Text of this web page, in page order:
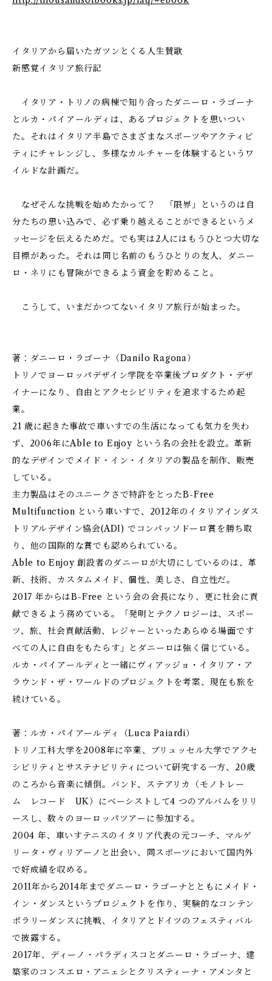
イタリアから届いたガツンとくる人生賛歌
新感覚イタリア旅行記
イタリア・トリノの病棟で知り合ったダニーロ・ラゴーナ
とルカ・パイアールディは、あるプロジェクトを思いつい
た。それはイタリア半島でさまざまなスポーツやアクティビ
ティにチャレンジし、多様なカルチャーを体験するというワ
イルドな計画だ。
なぜそんな挑戦を始めたかって？ 「限界」というのは自
分たちの思い込みで、必ず乗り越えることができるというメ
ッセージを伝えるためだ。でも実は2人にはもうひとつ大切な
目標があった。それは同じ名前のもうひとりの友人、ダニー
ロ・ネリにも冒険ができるよう資金を貯めること。
こうして、いまだかつてないイタリア旅行が始まった。
著：ダニーロ・ラゴーナ（Danilo Ragona）
トリノでヨーロッパデザイン学院を卒業後プロダクト・デザ
イナーになり、自由とアクセシビリティを追求するため起
業。
21 歳に起きた事故で車いすでの生活になっても気力を失わ
ず、2006年にAble to Enjoy という名の会社を設立。革新
的なデザインでメイド・イン・イタリアの製品を制作、販売
している。
主力製品はそのユニークさで特許をとったB-Free
Multifunction という車いすで、2012年のイタリアインダス
トリアルデザイン協会(ADI) でコンパッソドーロ賞を勝ち取
り、他の国際的な賞でも認められている。
Able to Enjoy 創設者のダニーロが大切にしているのは、革
新、技術、カスタムメイド、個性、美しさ、自立性だ。
2017 年からはB-Free という会の会長になり、更に社会に貢
献できるよう務めている。「発明とテクノロジーは、スポー
ツ、旅、社会貢献活動、レジャーといったあらゆる場面です
べての人に自由をもたらす」とダニーロは強く信じている。
ルカ・パイアールディと一緒にヴィアッジョ・イタリア・ア
ラウンド・ザ・ワールドのプロジェクトを考案、現在も旅を
続けている。
著：ルカ・パイアールディ（Luca Paiardi）
トリノ工科大学を2008年に卒業、ブリュッセル大学でアクセ
シビリティとサステナビリティについて研究する一方、20歳
のころから音楽に傾倒。バンド、ステアリカ（モノトレー
ム レコード UK）にベーシストして4 つのアルバムをリリ
ースし、数々のヨーロッパツアーに参加する。
2004 年、車いすテニスのイタリア代表の元コーチ、マルゲ
リータ・ヴィリアーノと出会い、同スポーツにおいて国内外
で好成績を収める。
2011年から2014年までダニーロ・ラゴーナとともにメイド・
イン・ダンスというプロジェクトを作り、実験的なコンテン
ポラリーダンスに挑戦、イタリアとドイツのフェスティバル
で披露する。
2017年、ディーノ・パラディスコとダニーロ・ラゴーナ、建
築家のコンスエロ・アニェシとクリスティーナ・アメンタと